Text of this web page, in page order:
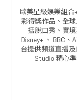
歐美星級娛樂組合
彩得獎作品、全
括脫口秀、實
Disney+ 、 BBC、
台提供頻道直播
Studio 精心